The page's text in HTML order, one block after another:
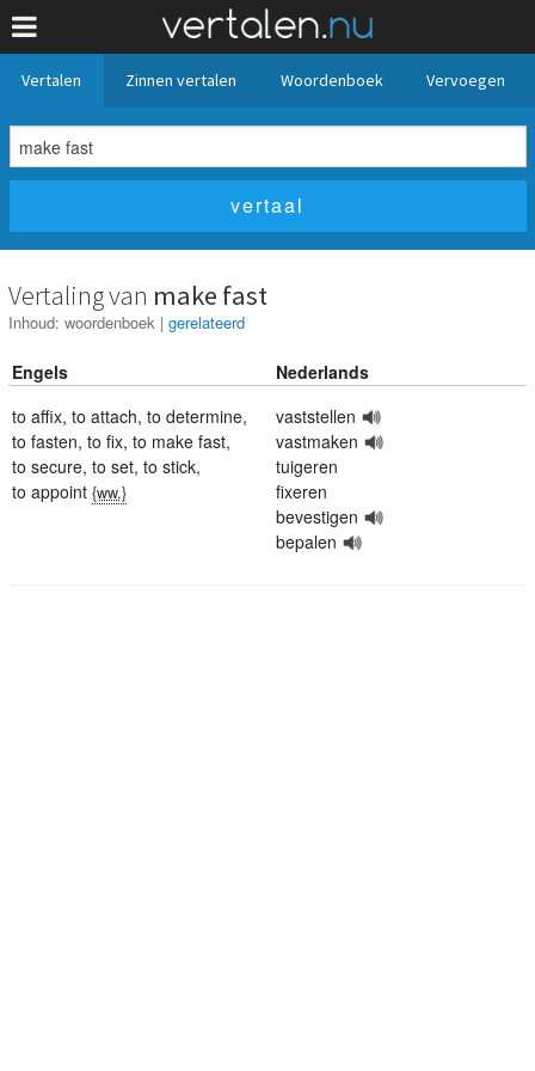
Vertalen Zinnen vertalen Woordenboek Vervoegen
Vertaling van make fast
Inhoud: woordenboek | gerelateerd
Engels
Nederlands
to affix, to attach, to determine,
to fasten, to fix, to make fast,
to secure, to set, to stick,
to appoint {ww.}
vaststellen
vastmaken
tuigeren
fixeren
bevestigen
bepalen